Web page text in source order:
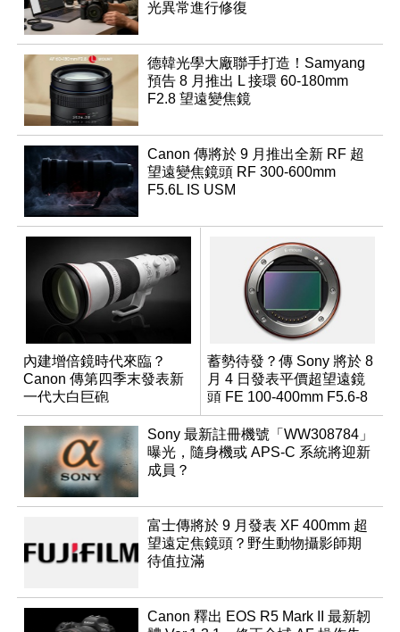
光異常進行修復
德韓光學大廠聯手打造！Samyang
預告 8 月推出 L 接環 60-180mm
F2.8 望遠變焦鏡
Canon 傳將於 9 月推出全新 RF 超
望遠變焦鏡頭 RF 300-600mm
F5.6L IS USM
內建增倍鏡時代來臨？
Canon 傳第四季末發表新
一代大白巨砲
蓄勢待發？傳 Sony 將於 8
月 4 日發表平價超望遠鏡
頭 FE 100-400mm F5.6-8
Sony 最新註冊機號「WW308784」
曝光，隨身機或 APS-C 系統將迎新
成員？
富士傳將於 9 月發表 XF 400mm 超
望遠定焦鏡頭？野生動物攝影師期
待值拉滿
Canon 釋出 EOS R5 Mark II 最新韌